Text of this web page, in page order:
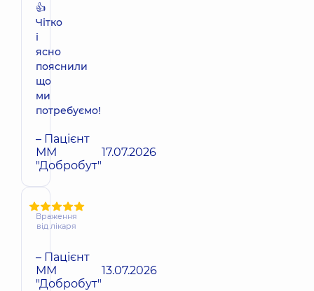
👍
Чітко
і
ясно
пояснили
що
ми
потребуємо!
– Пацієнт
ММ
"Добробут"
17.07.2026
Враження
від лікаря
– Пацієнт
ММ
"Добробут"
13.07.2026